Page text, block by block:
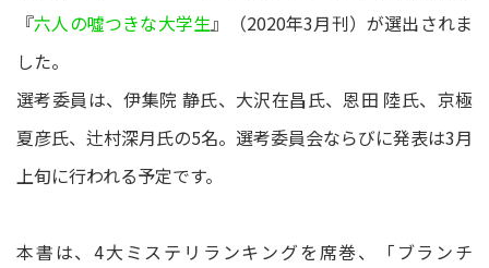
『六人の噓つきな大学生』（2020年3月刊）が選出されま
した。
選考委員は、伊集院 静氏、大沢在昌氏、恩田 陸氏、京極
夏彦氏、辻村深月氏の5名。選考委員会ならびに発表は3月
上旬に行われる予定です。
本書は、4大ミステリランキングを席巻、「ブランチ